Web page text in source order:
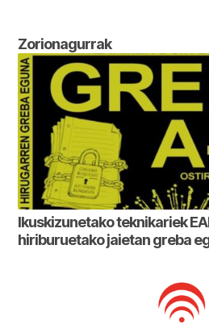
Zorionagurrak
Ikuskizunetako teknikariek
hiriburuetako jaietan greba